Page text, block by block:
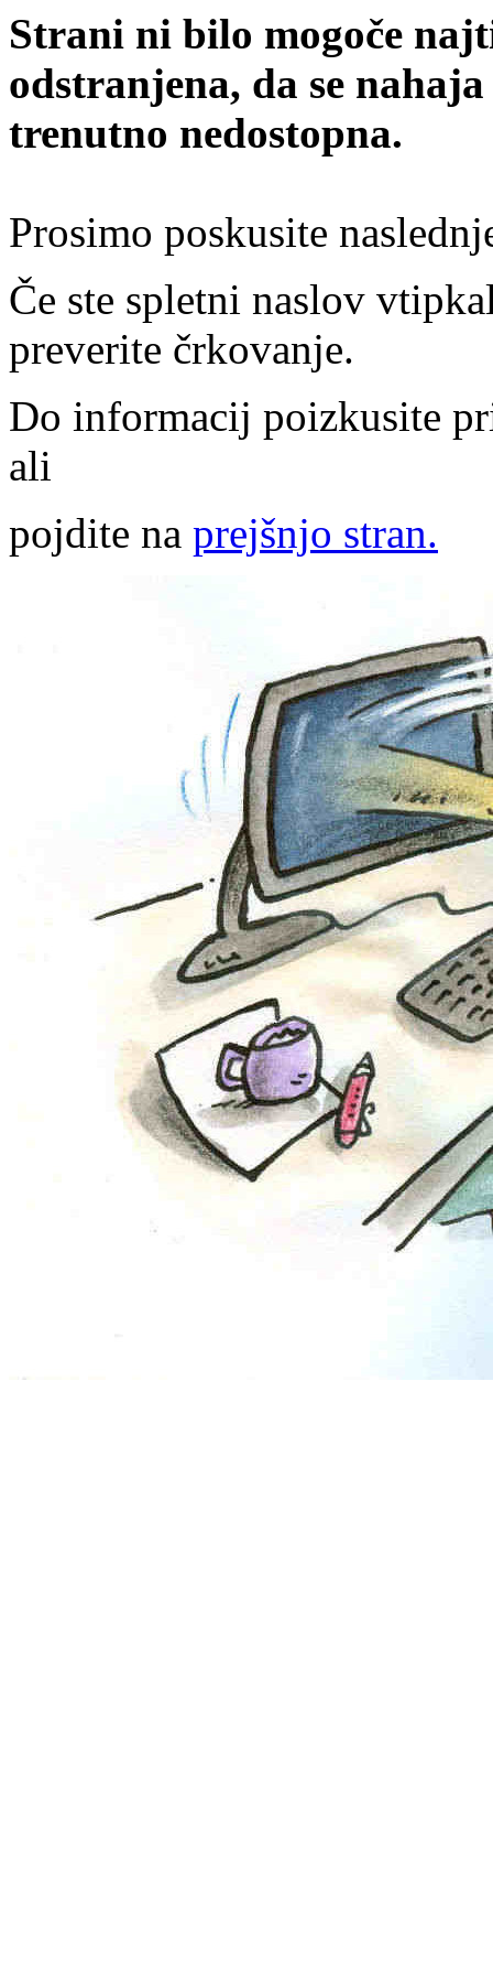
Strani ni bilo mogoče
odstranjena, da se
trenutno nedostopna.
Prosimo poskusite
Če ste spletni naslov
preverite črkovanje.
Do informacij poizkusite
ali
pojdite na prejšnjo stran.